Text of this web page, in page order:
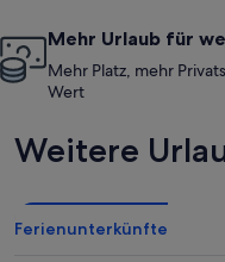
Mehr Urlaub für
Mehr Platz, mehr
Wert
Weitere
Ferienunterkünfte